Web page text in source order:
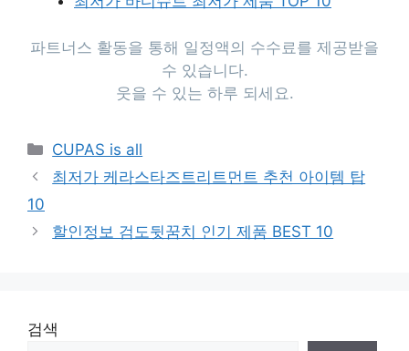
파트너스 활동을 통해 일정액의 수수료를 제공받을
수 있습니다.
웃을 수 있는 하루 되세요.
Categories
CUPAS is all
최저가 케라스타즈트리트먼트 추천 아이템 탑
10
할인정보 검도뒷꿈치 인기 제품 BEST 10
검색